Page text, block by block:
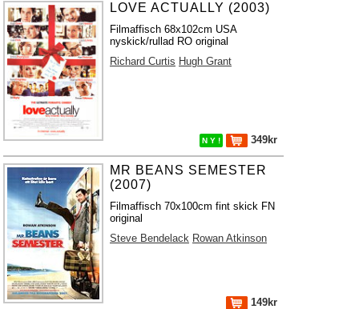
LOVE ACTUALLY (2003)
Filmaffisch 68x102cm USA
nyskick/rullad RO original
Richard Curtis Hugh Grant
N Y ! 349kr
MR BEANS SEMESTER
(2007)
Filmaffisch 70x100cm fint skick FN
original
Steve Bendelack Rowan Atkinson
149kr